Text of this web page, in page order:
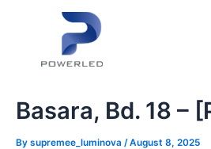
Basara, Bd. 18 –
By supremee_luminova /August 8, 2025
navigation